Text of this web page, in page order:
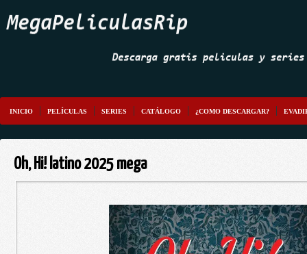
INICIO PELÍCULAS SERIES CATÁLOGO ¿COMO DESCARGAR?
Oh, Hi! latino 2025 mega